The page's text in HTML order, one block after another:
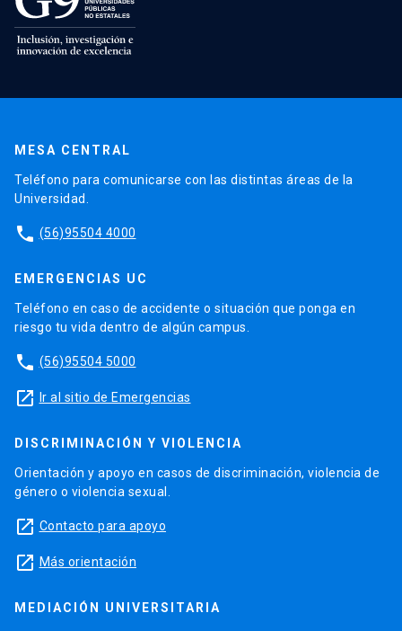
MESA CENTRAL
Teléfono para comunicarse con las distintas áreas de la
Universidad.
phone (56)95504 4000
EMERGENCIAS UC
Teléfono en caso de accidente o situación que ponga en
riesgo tu vida dentro de algún campus.
phone (56)95504 5000
launch Ir al sitio de Emergencias
DISCRIMINACIÓN Y VIOLENCIA
Orientación y apoyo en casos de discriminación, violencia de
género o violencia sexual.
launch Contacto para apoyo
launch Más orientación
MEDIACIÓN UNIVERSITARIA